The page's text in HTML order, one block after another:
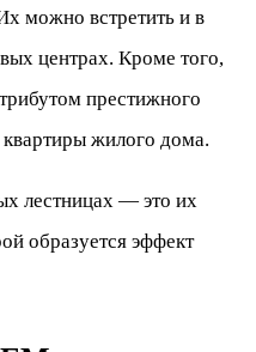
можно встретить и в
центрах. Кроме того,
престижного
жилого дома.
лестницах — это их
образуется эффект